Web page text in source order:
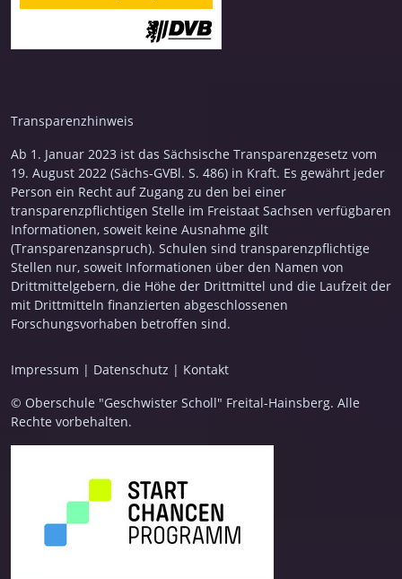
Transparenzhinweis
Ab 1. Januar 2023 ist das Sächsische Transparenzgesetz vom
19. August 2022 (Sächs-GVBl. S. 486) in Kraft. Es gewährt jeder
Person ein Recht auf Zugang zu den bei einer
transparenzpflichtigen Stelle im Freistaat Sachsen verfügbaren
Informationen, soweit keine Ausnahme gilt
(Transparenzanspruch). Schulen sind transparenzpflichtige
Stellen nur, soweit Informationen über den Namen von
Drittmittelgebern, die Höhe der Drittmittel und die Laufzeit der
mit Drittmitteln finanzierten abgeschlossenen
Forschungsvorhaben betroffen sind.
Impressum | Datenschutz | Kontakt
© Oberschule "Geschwister Scholl" Freital-Hainsberg. Alle
Rechte vorbehalten.